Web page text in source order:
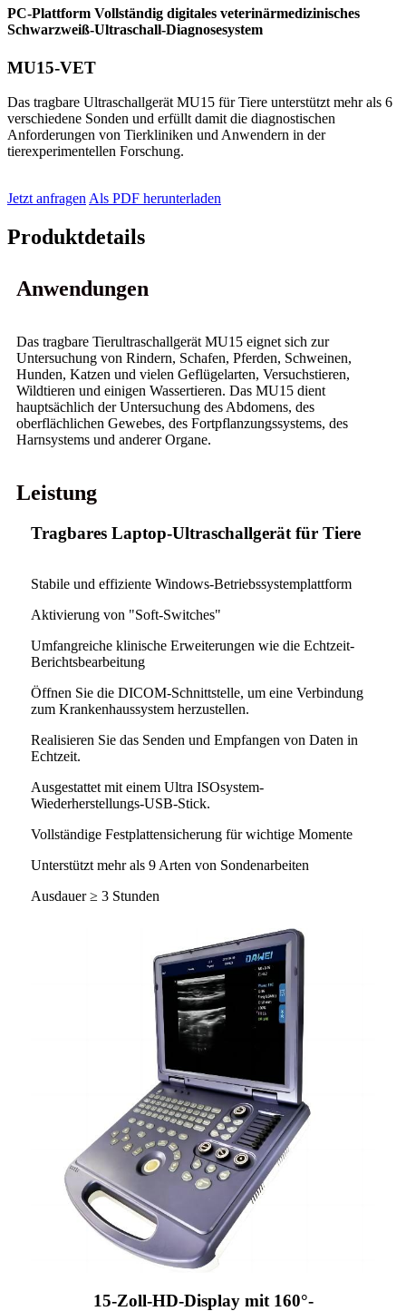
PC-Plattform Vollständig digitales veterinärmedizinisches
Schwarzweiß-Ultraschall-Diagnosesystem
MU15-VET
Das tragbare Ultraschallgerät MU15 für Tiere unterstützt mehr als 6
verschiedene Sonden und erfüllt damit die diagnostischen
Anforderungen von Tierkliniken und Anwendern in der
tierexperimentellen Forschung.
Jetzt anfragen Als PDF herunterladen
Produktdetails
Anwendungen
Das tragbare Tierultraschallgerät MU15 eignet sich zur
Untersuchung von Rindern, Schafen, Pferden, Schweinen,
Hunden, Katzen und vielen Geflügelarten, Versuchstieren,
Wildtieren und einigen Wassertieren. Das MU15 dient
hauptsächlich der Untersuchung des Abdomens, des
oberflächlichen Gewebes, des Fortpflanzungssystems, des
Harnsystems und anderer Organe.
Leistung
Tragbares Laptop-Ultraschallgerät für Tiere
Stabile und effiziente Windows-Betriebssystemplattform
Aktivierung von "Soft-Switches"
Umfangreiche klinische Erweiterungen wie die Echtzeit-
Berichtsbearbeitung
Öffnen Sie die DICOM-Schnittstelle, um eine Verbindung
zum Krankenhaussystem herzustellen.
Realisieren Sie das Senden und Empfangen von Daten in
Echtzeit.
Ausgestattet mit einem Ultra ISOsystem-
Wiederherstellungs-USB-Stick.
Vollständige Festplattensicherung für wichtige Momente
Unterstützt mehr als 9 Arten von Sondenarbeiten
Ausdauer ≥ 3 Stunden
15-Zoll-HD-Display mit 160°-